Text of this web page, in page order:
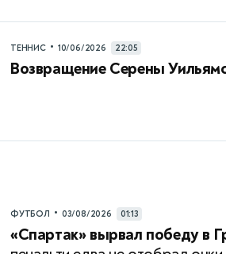
ТЕННИС • 10/06/2026 22:05
Возвращение Серены
ФУТБОЛ • 03/08/2026 01:13
«Спартак» вырвал победу в